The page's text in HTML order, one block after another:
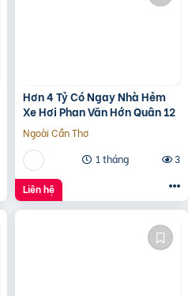
Hơn 4 Tỷ Có Ngay Nhà Hẻm
Xe Hơi Phan Văn Hớn Quân 12
Ngoài Cần Thơ
1 tháng
3
Liên hệ